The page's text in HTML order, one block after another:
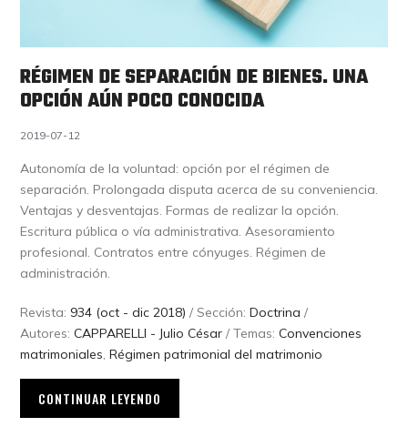
RÉGIMEN DE SEPARACIÓN DE BIENES. UNA
OPCIÓN AÚN POCO CONOCIDA
2019-07-12
Autonomía de la voluntad: opción por el régimen de
separación. Prolongada disputa acerca de su conveniencia.
Ventajas y desventajas. Formas de realizar la opción.
Escritura pública o vía administrativa. Asesoramiento
profesional. Contratos entre cónyuges. Régimen de
administración.
Revista: 934 (oct - dic 2018) / Sección:Doctrina /
Autores:CAPPARELLI - Julio César / Temas:Convenciones
matrimoniales ,Régimen patrimonial del matrimonio
CONTINUAR LEYENDO